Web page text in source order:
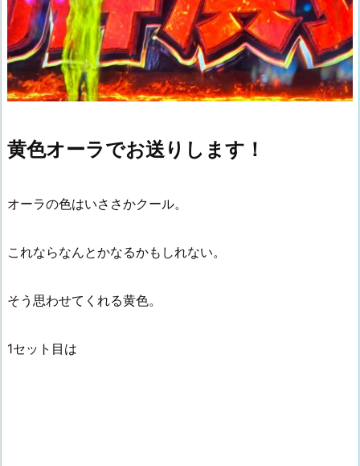
黄色オーラでお送りします！
オーラの色はいささかクール。
これならなんとかなるかもしれない。
そう思わせてくれる黄色。
1セット目は